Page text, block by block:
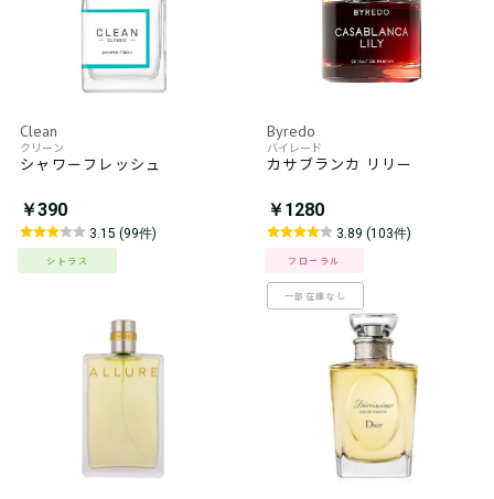
Clean
クリーン
シャワーフレッシュ
￥390
3.15 (99件)
シトラス
Byredo
バイレード
カサブランカ リリー
￥1280
3.89 (103件)
フローラル
一部在庫なし